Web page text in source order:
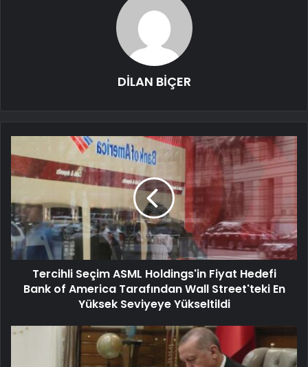
DİLAN BİÇER
Tercihli Seçim ASML Holdings'in Fiyat Hedefi
Bank of America Tarafından Wall Street'teki En
Yüksek Seviyeye Yükseltildi